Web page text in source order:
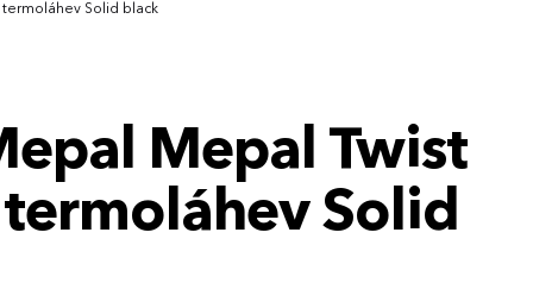
Solid black
Mepal Twist
Solid